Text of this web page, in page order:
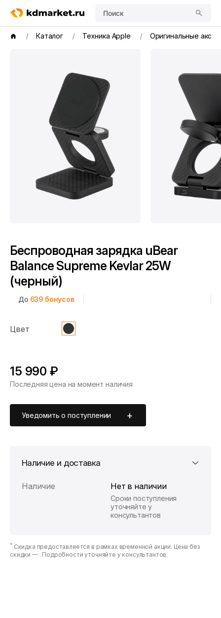
Поиск
Каталог Техника Apple Оригинальные
Беспроводная зарядка uBear
Balance Supreme Kevlar 25W
(черный)
До 639 бонусов
Цвет
15 990 ₽
Последняя цена на момент наличия
Уведомить о поступлении
Наличие и доставка
Наличие Нет в наличии
Сроки поступления
уточняйте у
консультантов
* Скидка предоставляется в рамках временной акции. Цена без
скидки — . Подробности уточняйте у консультантов.